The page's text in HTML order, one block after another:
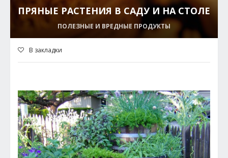
ПРЯНЫЕ РАСТЕНИЯ В САДУ И НА СТОЛЕ
ПОЛЕЗНЫЕ И ВРЕДНЫЕ ПРОДУКТЫ
В закладки